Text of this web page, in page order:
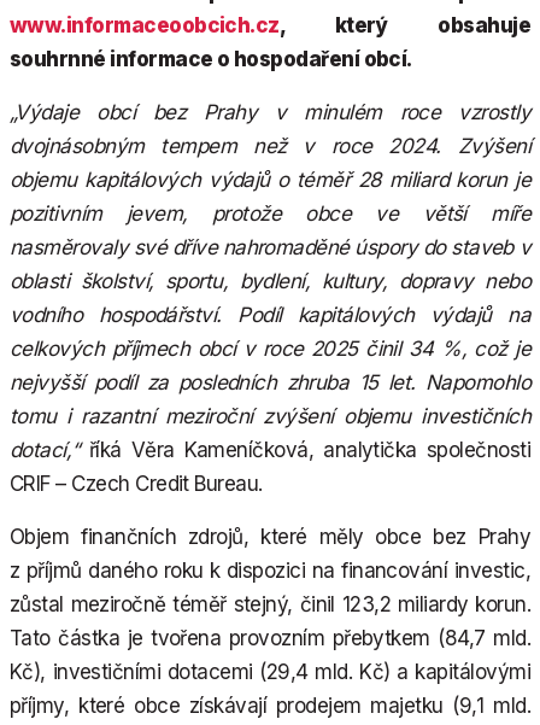
www.informaceoobcich.cz, který obsahuje
souhrnné informace o hospodaření obcí.
„Výdaje obcí bez Prahy v minulém roce vzrostly
dvojnásobným tempem než v roce 2024. Zvýšení
objemu kapitálových výdajů o téměř 28 miliard korun je
pozitivním jevem, protože obce ve větší míře
nasměrovaly své dříve nahromaděné úspory do staveb v
oblasti školství, sportu, bydlení, kultury, dopravy nebo
vodního hospodářství. Podíl kapitálových výdajů na
celkových příjmech obcí v roce 2025 činil 34 %, což je
nejvyšší podíl za posledních zhruba 15 let. Napomohlo
tomu i razantní meziroční zvýšení objemu investičních
dotací,“říká Věra Kameníčková, analytička společnosti
CRIF – Czech Credit Bureau.
Objem finančních zdrojů, které měly obce bez Prahy
z příjmů daného roku k dispozici na financování investic,
zůstal meziročně téměř stejný, činil 123,2 miliardy korun.
Tato částka je tvořena provozním přebytkem (84,7 mld.
Kč), investičními dotacemi (29,4 mld. Kč) a kapitálovými
příjmy, které obce získávají prodejem majetku (9,1 mld.